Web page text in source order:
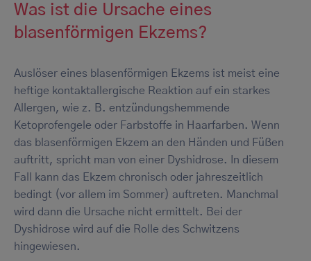
Was ist die Ursache eines
blasenförmigen Ekzems?
Auslöser eines blasenförmigen Ekzems ist meist eine
heftige kontaktallergische Reaktion auf ein starkes
Allergen, wie z. B. entzündungshemmende
Ketoprofengele oder Farbstoffe in Haarfarben. Wenn
das blasenförmigen Ekzem an den Händen und Füßen
auftritt, spricht man von einer Dyshidrose. In diesem
Fall kann das Ekzem chronisch oder jahreszeitlich
bedingt (vor allem im Sommer) auftreten. Manchmal
wird dann die Ursache nicht ermittelt. Bei der
Dyshidrose wird auf die Rolle des Schwitzens
hingewiesen.